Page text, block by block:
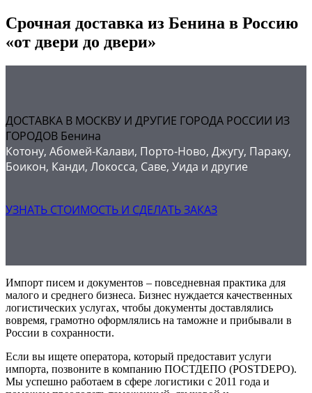
Срочная доставка из Бенина в Россию
«от двери до двери»
ДОСТАВКА В МОСКВУ И ДРУГИЕ ГОРОДА РОССИИ ИЗ
ГОРОДОВ Бенина
Котону, Абомей-Калави, Порто-Ново, Джугу, Параку,
Боикон, Канди, Локосса, Саве, Уида и другие
УЗНАТЬ СТОИМОСТЬ И СДЕЛАТЬ ЗАКАЗ
Импорт писем и документов – повседневная практика для
малого и среднего бизнеса. Бизнес нуждается качественных
логистических услугах, чтобы документы доставлялись
вовремя, грамотно оформлялись на таможне и прибывали в
России в сохранности.
Если вы ищете оператора, который предоставит услуги
импорта, позвоните в компанию ПОСТДЕПО (POSTDEPO).
Мы успешно работаем в сфере логистики с 2011 года и